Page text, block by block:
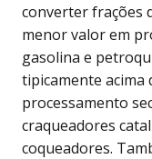
converter frações
menor valor em
gasolina e
tipicamente acima
processamento
craqueadores
coqueadores.